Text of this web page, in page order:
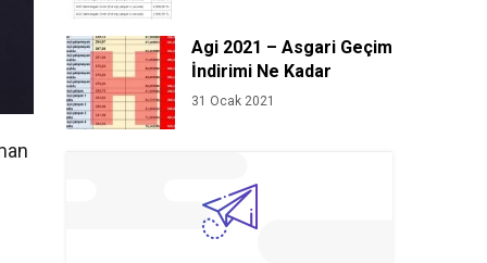
Agi 2021 – Asgari Geçim
İndirimi Ne Kadar
31 Ocak 2021